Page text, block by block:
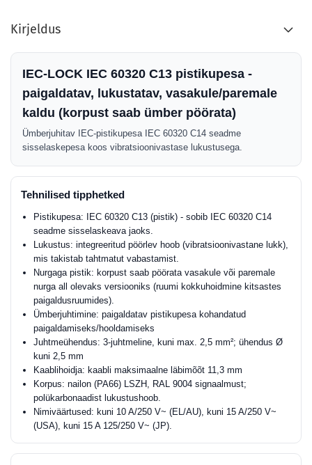
Kirjeldus
IEC-LOCK IEC 60320 C13 pistikupesa -
paigaldatav, lukustatav, vasakule/paremale
kaldu (korpust saab ümber pöörata)
Ümberjuhitav IEC-pistikupesa IEC 60320 C14 seadme
sisselaskepesa koos vibratsioonivastase lukustusega.
Tehnilised tipphetked
Pistikupesa: IEC 60320 C13 (pistik) - sobib IEC 60320 C14
seadme sisselaskeava jaoks.
Lukustus: integreeritud pöörlev hoob (vibratsioonivastane lukk),
mis takistab tahtmatut vabastamist.
Nurgaga pistik: korpust saab pöörata vasakule või paremale
nurga all olevaks versiooniks (ruumi kokkuhoidmine kitsastes
paigaldusruumides).
Ümberjuhtimine: paigaldatav pistikupesa kohandatud
paigaldamiseks/hooldamiseks
Juhtmeühendus: 3-juhtmeline, kuni max. 2,5 mm²; ühendus Ø
kuni 2,5 mm
Kaablihoidja: kaabli maksimaalne läbimõõt 11,3 mm
Korpus: nailon (PA66) LSZH, RAL 9004 signaalmust;
polükarbonaadist lukustushoob.
Nimiväärtused: kuni 10 A/250 V~ (EL/AU), kuni 15 A/250 V~
(USA), kuni 15 A 125/250 V~ (JP).